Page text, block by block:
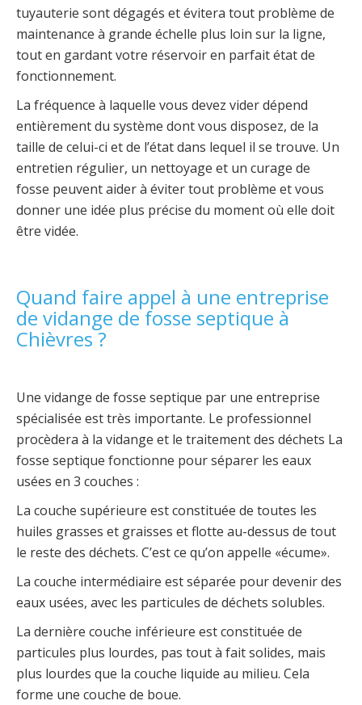
tuyauterie sont dégagés et évitera tout problème de
maintenance à grande échelle plus loin sur la ligne,
tout en gardant votre réservoir en parfait état de
fonctionnement.
La fréquence à laquelle vous devez vider dépend
entièrement du système dont vous disposez, de la
taille de celui-ci et de l’état dans lequel il se trouve. Un
entretien régulier, un nettoyage et un curage de
fosse peuvent aider à éviter tout problème et vous
donner une idée plus précise du moment où elle doit
être vidée.
Quand faire appel à une entreprise
de vidange de fosse septique à
Chièvres ?
Une vidange de fosse septique par une entreprise
spécialisée est très importante. Le professionnel
procèdera à la vidange et le traitement des déchets La
fosse septique fonctionne pour séparer les eaux
usées en 3 couches :
La couche supérieure est constituée de toutes les
huiles grasses et graisses et flotte au-dessus de tout
le reste des déchets. C’est ce qu’on appelle «écume».
La couche intermédiaire est séparée pour devenir des
eaux usées, avec les particules de déchets solubles.
La dernière couche inférieure est constituée de
particules plus lourdes, pas tout à fait solides, mais
plus lourdes que la couche liquide au milieu. Cela
forme une couche de boue.